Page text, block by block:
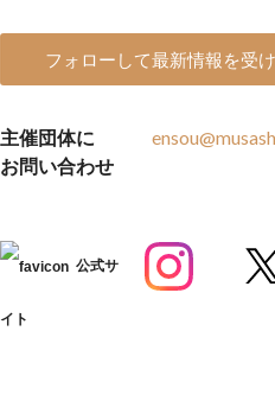
フォローして最新情報を受
主催団体に
お問い合わせ
公式サ
イト